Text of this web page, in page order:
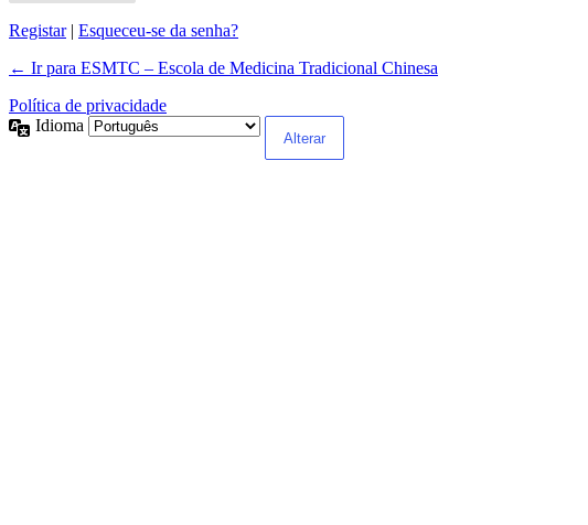
Registar| Esqueceu-se da senha?
← Ir para ESMTC – Escola de Medicina Tradicional Chinesa
Política de privacidade
Idioma